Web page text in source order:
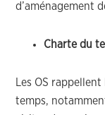
d’aménagement
Charte du
Les OS
temps,